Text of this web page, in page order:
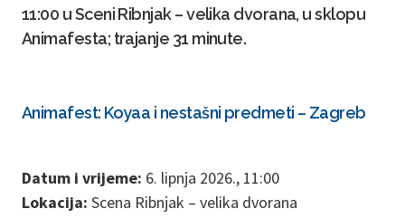
11:00 u Sceni Ribnjak – velika dvorana, u sklopu
Animafesta; trajanje 31 minute.
Animafest: Koyaa i nestašni predmeti – Zagreb
Datum i vrijeme: 6. lipnja 2026., 11:00
Lokacija: Scena Ribnjak – velika dvorana